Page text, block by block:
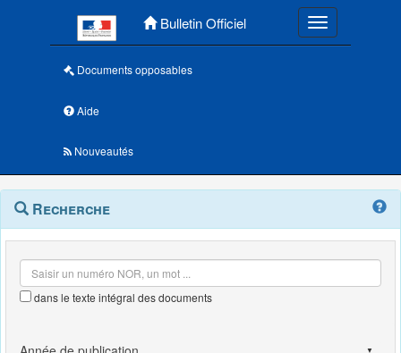
Bulletin Officiel Toggle
Documents opposables
Aide
Nouveautés
Navigation
outils
Menu
contextuel
Recherche
dans le texte intégral des documents